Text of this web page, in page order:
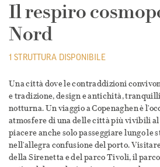
Il respiro
Nord
1 STRUTTURA DISPONIBILE
Una città dove le contraddizioni
e tradizione, design e antichità,
notturna. Un viaggio a Copenaghen è
atmosfere di una delle città più vivibili al
piacere anche solo passeggiare lungo le
nell'allegra confusione del porto.
della Sirenetta e del parco Tivoli, il